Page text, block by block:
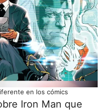
en los cómics
Iron Man que